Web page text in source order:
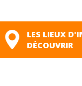
LES LIEUX
DÉCOUVRIR